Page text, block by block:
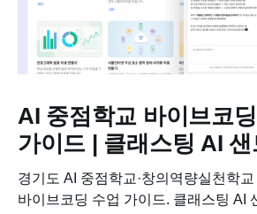
AI 중점학교 바이브코
가이드 | 클래스팅 AI
경기도 AI 중점학교·창의역량실천학
바이브코딩 수업 가이드. 클래스팅 AI